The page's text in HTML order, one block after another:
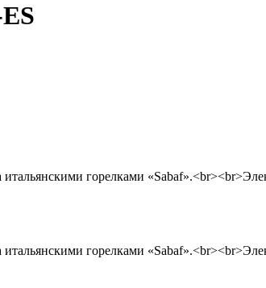
горелками
горелками